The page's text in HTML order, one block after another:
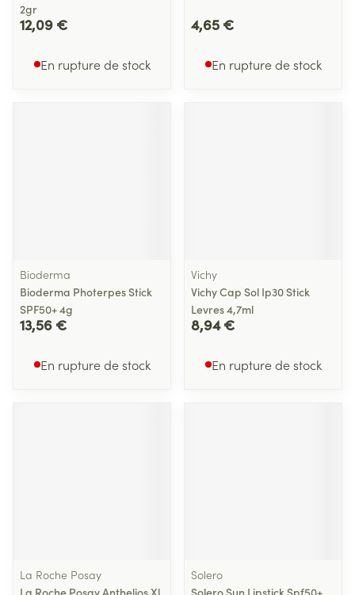
2gr
12,09 €
En rupture de stock
4,65 €
En rupture de stock
Bioderma
Bioderma Photerpes Stick
SPF50+ 4g
13,56 €
En rupture de stock
Vichy
Vichy Cap Sol Ip30 Stick
Levres 4,7ml
8,94 €
En rupture de stock
La Roche Posay
La Roche Posay Anthelios Xl
Solero
Solero Sun Lipstick Spf50+